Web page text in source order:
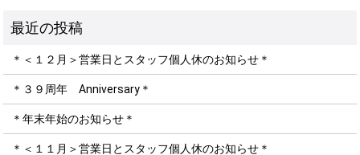
＊＜１２月＞営業日とスタッフ個人休のお知らせ＊
＊３９周年 Anniversary＊
＊年末年始のお知らせ＊
＊＜１１月＞営業日とスタッフ個人休のお知らせ＊